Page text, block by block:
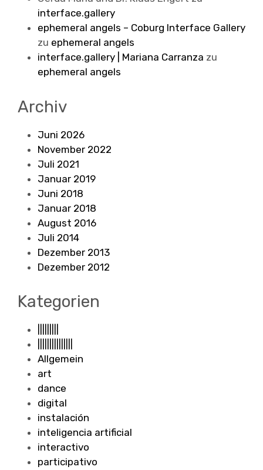
interface.gallery
ephemeral angels – Coburg Interface Gallery
zu ephemeral angels
interface.gallery | Mariana Carranza zu
ephemeral angels
Archiv
Juni 2026
November 2022
Juli 2021
Januar 2019
Juni 2018
Januar 2018
August 2016
Juli 2014
Dezember 2013
Dezember 2012
Kategorien
Allgemein
art
dance
digital
instalación
inteligencia artificial
interactivo
participativo